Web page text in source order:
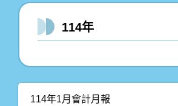
114年
114年1月會計月報